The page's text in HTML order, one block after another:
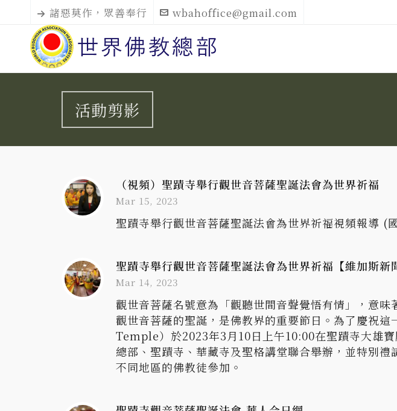
諸惡莫作，眾善奉行 wbahoffice@gmail.com
活動剪影
（視頻）聖蹟寺舉行觀世音菩薩聖誕法會為世界祈福
Mar 15, 2023
聖蹟寺舉行觀世音菩薩聖誕法會為世界祈福視頻報導 (
聖蹟寺舉行觀世音菩薩聖誕法會為世界祈福【維加斯新
Mar 14, 2023
觀世音菩薩名號意為「觀聽世間音聲覺悟有情」，意
觀世音菩薩的聖誕，是佛教界的重要節日。為了慶祝
Temple）於2023年3月10日上午10:00在聖蹟寺大雄
總部、聖蹟寺、華藏寺及聖格講堂聯合舉辦，並特別
不同地區的佛教徒參加。